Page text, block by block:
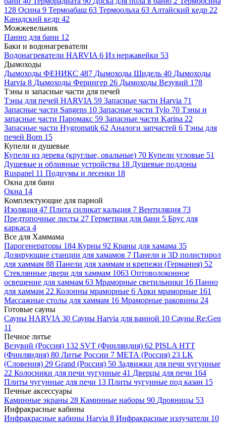
128 Осина 9 Термоабаш 63 Термоольха 63 Алтайский кедр 22
Канадский кедр 42
Можжевельник
Панно для бани 12
Баки и водонагреватели
Водонагреватели HARVIA 6 Из нержавейки 53
Дымоходы
Дымоходы ФЕНИКС 487 Дымоходы Шидель 40 Дымоходы
Harvia 8 Дымоходы Ферингер 26 Дымоходы Везувий 178
Тэны и запасные части для печей
Тэны для печей HARVIA 59 Запасные части Harvia 71
Запасные части Sangens 10 Запасные части Tylo 70 Тэны и
запасные части Паромакс 59 Запасные части Karina 22
Запасные части Hygromatik 62 Аналоги запчастей 6 Тэны для
печей Born 15
Купели и душевые
Купели из дерева (круглые, овальные) 70 Купели угловые 51
Душевые и обливные устройства 18 Душевые поддоны
Ruspanel 11 Подиумы и лесенки 18
Окна для бани
Окна 14
Комплектующие для парной
Изоляция 47 Плита силикат кальция 7 Вентиляция 73
Предтопочные листы 27 Герметики для бани 5 Брус для
каркаса 4
Все для Хаммама
Парогенераторы 184 Курны 92 Краны для хамама 35
Дозирующие станции для хамамов 7 Панели и 3D полистирол
для хаммам 88 Панели для хаммам и крепежи (Германия) 52
Стеклянные двери для хаммам 1063 Оптоволоконное
освещение для хаммам 63 Мраморные светильники 16 Панно
для хаммам 22 Колонны мраморные 6 Арки мраморные 161
Массажные столы для хаммам 16 Мраморные раковины 24
Готовые сауны
Сауны HARVIA 30 Сауны Harvia для ванной 10 Сауны Re:Gen
11
Печное литье
Везувий (Россия) 132 SVT (Финляндия) 62 PISLA HTT
(Финляндия) 80 Литье России 7 МЕТА (Россия) 23 LK
(Словения) 29 Grand (Россия) 50 Задвижки для печи чугунные
22 Колосники для печи чугунные 41 Дверцы для печи 164
Плиты чугунные для печи 13 Плиты чугунные под казан 15
Печные аксессуары
Каминные экраны 28 Каминные наборы 90 Дровницы 53
Инфракрасные кабины
Инфракрасные кабины Harvia 8 Инфракрасные излучатели 10